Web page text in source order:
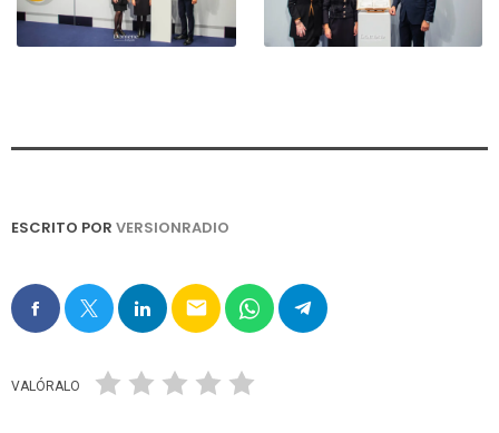
ESCRITO POR VERSIONRADIO
email
VALÓRALO